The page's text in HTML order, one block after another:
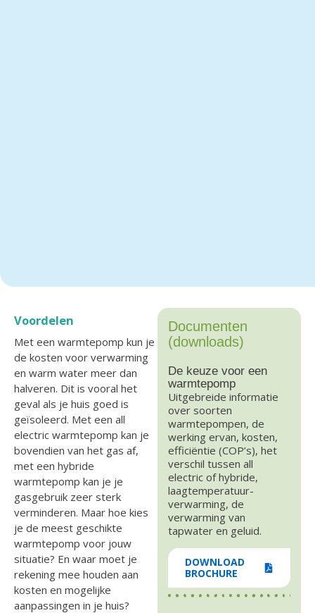
Voordelen
Met een warmtepomp kun je
de kosten voor verwarming
en warm water meer dan
halveren. Dit is vooral het
geval als je huis goed is
geïsoleerd. Met een all
electric warmtepomp kan je
bovendien van het gas af,
met een hybride
warmtepomp kan je je
gasgebruik zeer sterk
verminderen. Maar hoe kies
je de meest geschikte
warmtepomp voor jouw
situatie? En waar moet je
rekening mee houden aan
kosten en mogelijke
aanpassingen in je huis?
Documenten
(downloads)
De keuze voor een
warmtepomp
Uitgebreide informatie
over soorten
warmtepompen, de
werking ervan, kosten,
efficiëntie (COP’s), het
verschil tussen all
electric of hybride,
laagtemperatuur­
verwarming, de
verwarming van
tapwater en geluid.
DOWNLOAD
BROCHURE